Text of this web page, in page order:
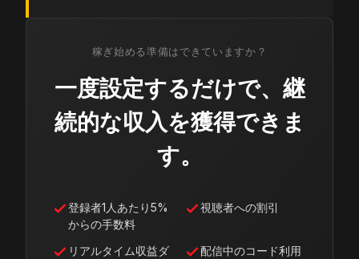
稼ぎ始める準備はできていますか？
一度設定するだけで、継
続的な収入を獲得できま
す。
登録者1人あたり5%
からの手数料
視聴者への割引
リアルタイム収益ダ
配信中のコード利用